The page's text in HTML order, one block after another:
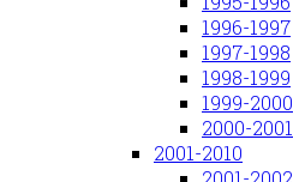
1996-1997
1997-1998
1998-1999
1999-2000
2000-2001
2001-2010